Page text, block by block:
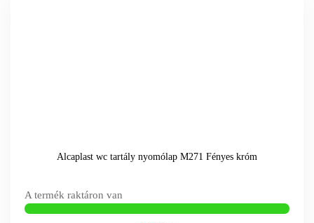
Alcaplast wc tartály nyomólap M271 Fényes króm
A termék raktáron van